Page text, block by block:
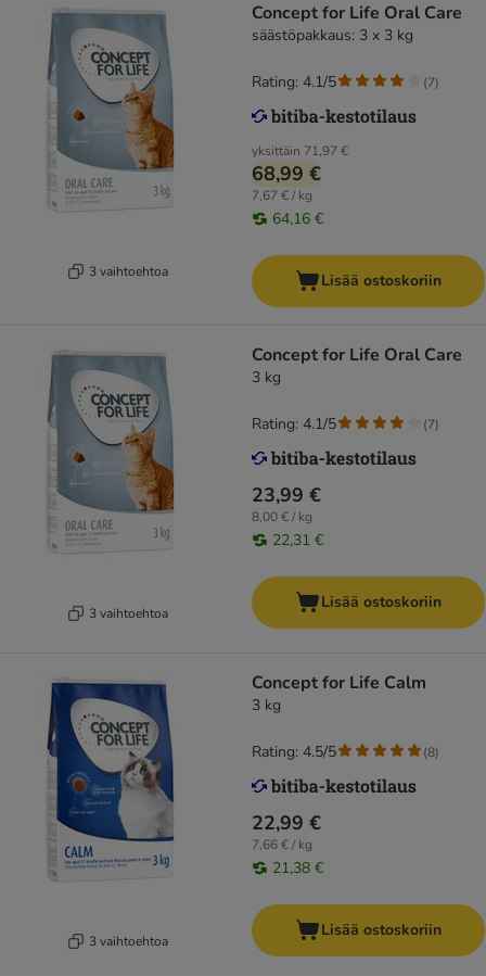
3 vaihtoehtoa
Concept for Life Oral Care
säästöpakkaus: 3 x 3 kg
yksittäin 71,97 €
68,99 €
7,67 € / kg
64,16 €
Rating: 4.1/5 (7)
Lisää ostoskoriin
3 vaihtoehtoa
Concept for Life Oral Care
3 kg
23,99 €
8,00 € / kg
22,31 €
Rating: 4.1/5 (7)
Lisää ostoskoriin
3 vaihtoehtoa
Concept for Life Calm
3 kg
22,99 €
7,66 € / kg
21,38 €
Rating: 4.5/5 (8)
Lisää ostoskoriin